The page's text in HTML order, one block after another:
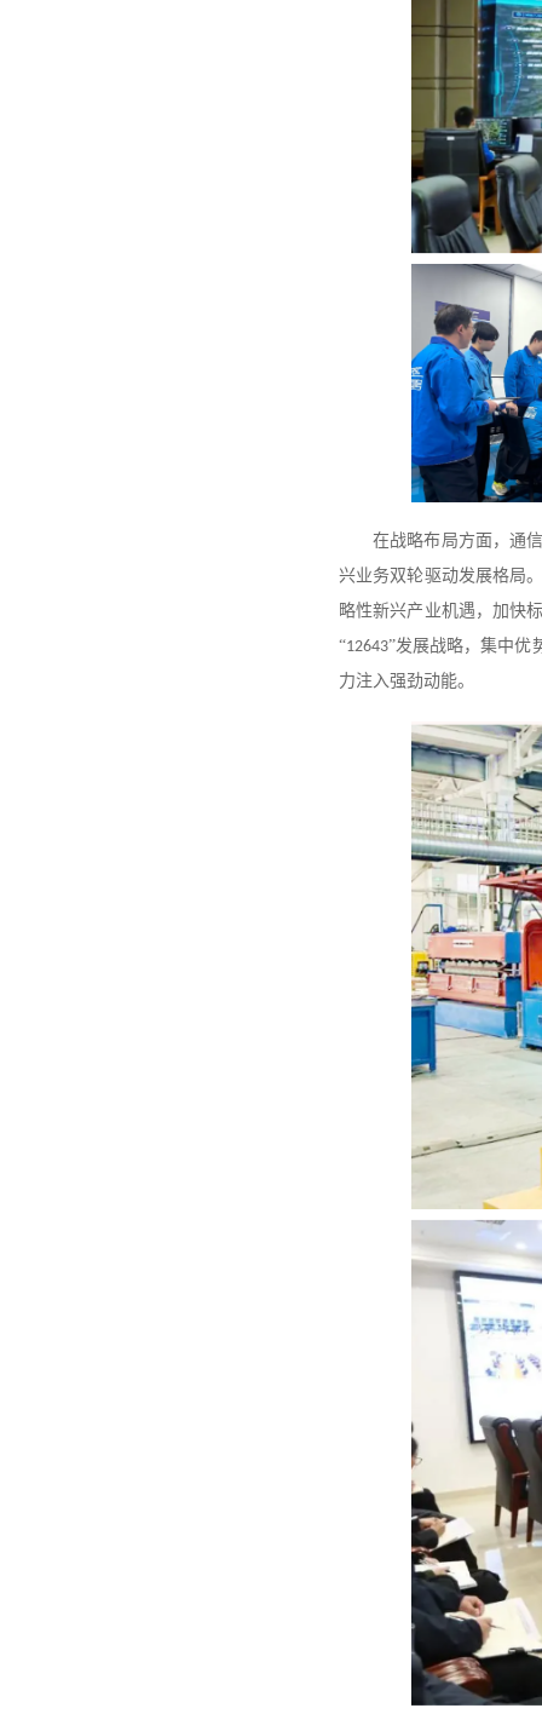
在战略布局方面，通
兴业务双轮驱动发展格局
略性新兴产业机遇，加快
“12643”发展战略，集中优
力注入强劲动能。